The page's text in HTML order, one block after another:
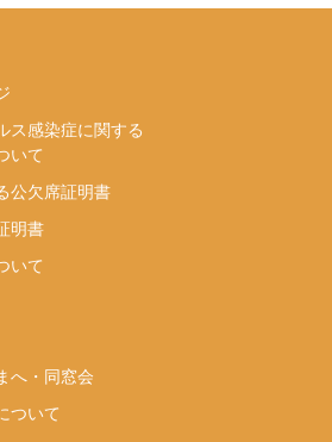
ス感染症に関する
いて
公欠席証明書
明書
いて
へ・同窓会
ついて